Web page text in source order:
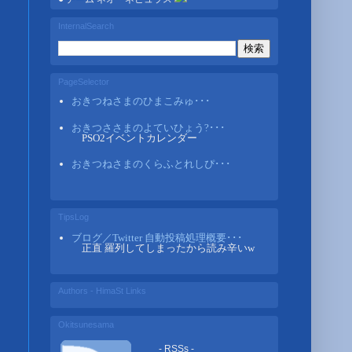
InternalSearch
PageSelector
おきつねさまのひまこみゅ･･･
おきつささまのよていひょう?･･･
PSO2イベントカレンダー
おきつねさまのくらふとれしぴ･･･
TipsLog
ブログ／Twitter 自動投稿処理概要･･･
正直 羅列してしまったから読み辛いw
Authors - HimaSt Links
Okitsunesama
- RSSs -